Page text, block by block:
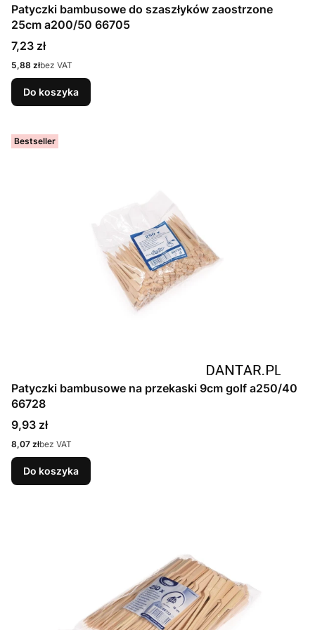
Patyczki bambusowe do szaszłyków zaostrzone
25cm a200/50 66705
Cena
7,23 zł
Cena
5,88 złbez VAT
Do koszyka
Bestseller
Patyczki bambusowe na przekaski 9cm golf a250/40
66728
Cena
9,93 zł
Cena
8,07 złbez VAT
Do koszyka